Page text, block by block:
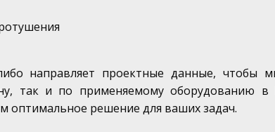
направляет проектные данные, чтобы
так и по применяемому оборудованию
оптимальное решение для ваших задач.